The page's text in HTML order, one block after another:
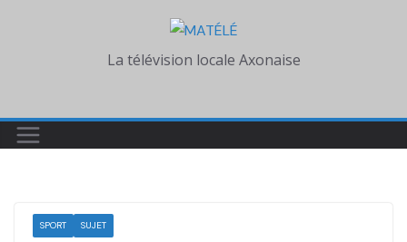
La télévision locale Axonaise
SPORT SUJET